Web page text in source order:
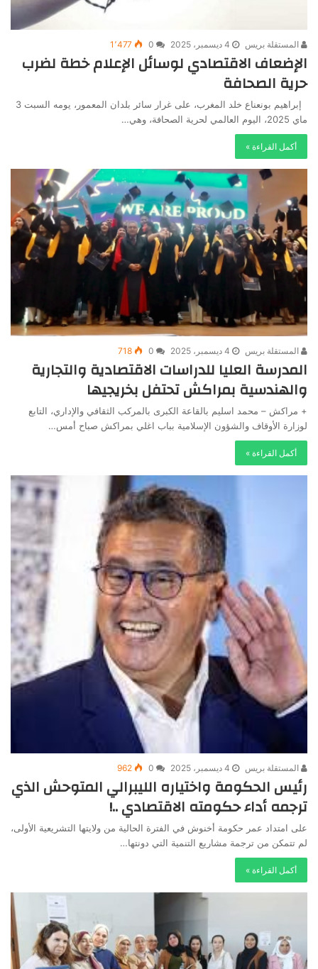
المستقلة بريس 4 ديسمبر، 2025 0 1٬477
الإضعاف الاقتصادي لوسائل الإعلام خطة لضرب
حرية الصحافة
إبراهيم بونعناع خلد المغرب، على غرار سائر بلدان المعمور، يومه السبت 3
ماي 2025، اليوم العالمي لحرية الصحافة، وهي…
أكمل القراءة »
المستقلة بريس 4 ديسمبر، 2025 0
718
المدرسة العليا للدراسات الاقتصادية والتجارية
والهندسية بمراكش تحتفل بخريجيها
+ مراكش – محمد اسليم بالقاعة الكبرى بالمركب الثقافي والإداري، التابع
لوزارة الأوقاف والشؤون الإسلامية بباب اغلي بمراكش صباح أمس…
أكمل القراءة »
المستقلة بريس 4 ديسمبر، 2025 0
962
رئيس الحكومة واختياره الليبرالي المتوحش الذي
ترجمه أداء حكومته الاقتصادي ..!
على امتداد عمر حكومة أخنوش في الفترة الحالية من ولايتها التشريعية الأولى،
لم تتمكن من ترجمة مشاريع التنمية التي دونتها…
أكمل القراءة »